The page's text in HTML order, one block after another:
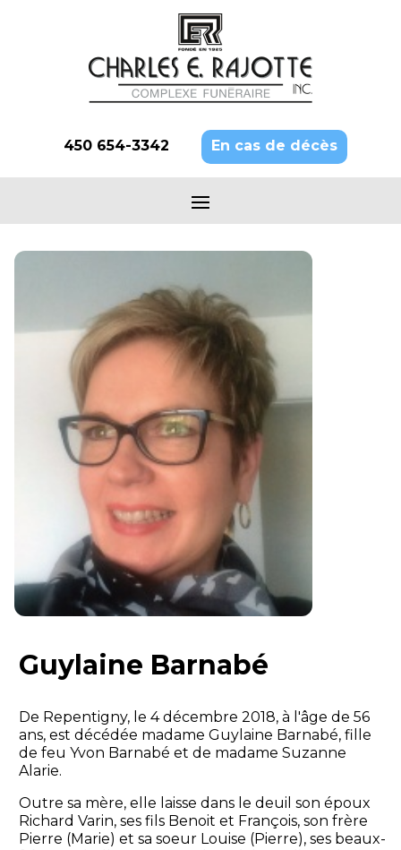
450 654-3342 En cas de décès
Guylaine Barnabé
De Repentigny, le 4 décembre 2018, à l'âge de 56
ans, est décédée madame Guylaine Barnabé, fille
de feu Yvon Barnabé et de madame Suzanne
Alarie.
Outre sa mère, elle laisse dans le deuil son époux
Richard Varin, ses fils Benoit et François, son frère
Pierre (Marie) et sa soeur Louise (Pierre), ses beaux-